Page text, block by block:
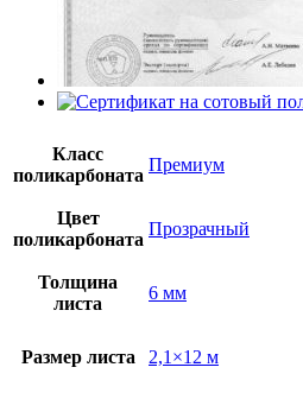
Класс
поликарбоната
Премиум
Цвет
поликарбоната
Прозрачный
Толщина
листа
6 мм
Размер листа 2,1×12 м